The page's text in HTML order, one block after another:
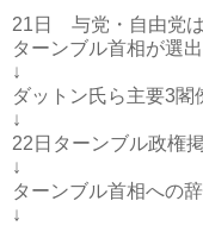
21日 与党・自由党は
ターンブル首相が選
↓
ダットン氏ら主要3閣
↓
22日ターンブル政権
↓
ターンブル首相への
↓